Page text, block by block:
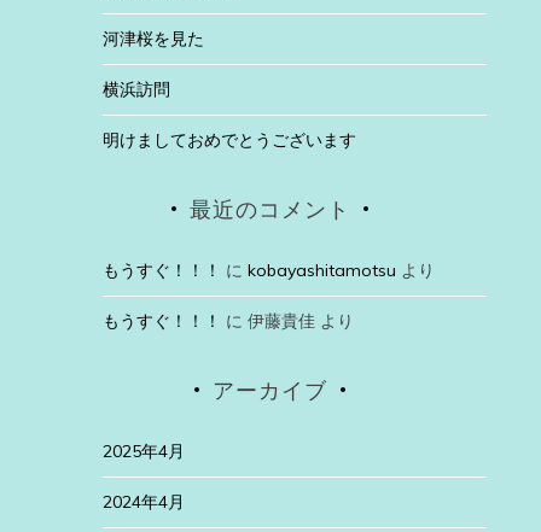
河津桜を見た
横浜訪問
明けましておめでとうございます
最近のコメント
もうすぐ！！！ に kobayashitamotsu より
もうすぐ！！！ に 伊藤貴佳より
アーカイブ
2025年4月
2024年4月